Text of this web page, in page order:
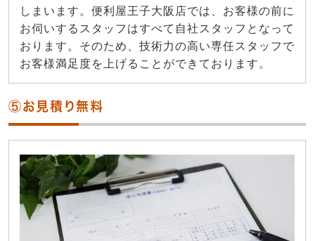
しまいます。便利屋王子大阪店では、お客様の前に
お伺いするスタッフはすべて自社スタッフとなって
おります。そのため、技術力の高い専任スタッフで
お客様満足度を上げることができております。
⑤お見積り無料